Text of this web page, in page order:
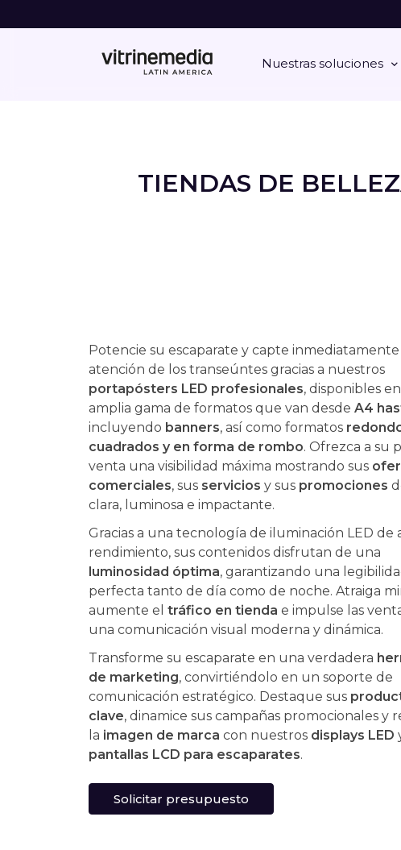
Nuestras soluciones
TIENDAS DE
Potencie su escaparate y capte inmediatamente
atención de los transeúntes gracias a nuestros
portapósters LED profesionales, disponibles
amplia gama de formatos que van desde A4
incluyendo banners, así como formatos
cuadrados y en forma de rombo. Ofrezca a su
venta una visibilidad máxima mostrando sus
comerciales, sus servicios y sus promociones
clara, luminosa e impactante.
Gracias a una tecnología de iluminación LED de
rendimiento, sus contenidos disfrutan de una
luminosidad óptima, garantizando una
perfecta tanto de día como de noche. Atraiga
aumente el tráfico en tienda e impulse las
una comunicación visual moderna y dinámica.
Transforme su escaparate en una verdadera
de marketing, convirtiéndolo en un soporte de
comunicación estratégico. Destaque sus
clave, dinamice sus campañas promocionales y
la imagen de marca con nuestros displays LED
pantallas LCD para escaparates.
Solicitar presupuesto